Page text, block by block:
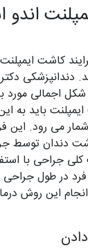
اندو
کاشت
دندانپزشکی
شکل اجمالی
باید به
می رود. این
دندان توسط
جراحی با
در طول جراحی
این روش